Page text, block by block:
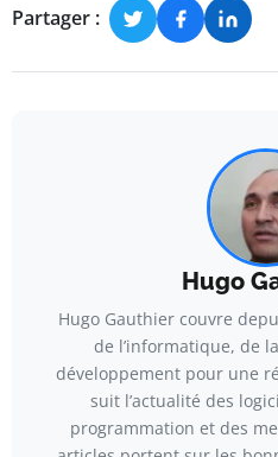
Partager :
Hugo
Hugo Gauthier couvre
de l’informatique, de
développement pour une
suit l’actualité des
programmation et des